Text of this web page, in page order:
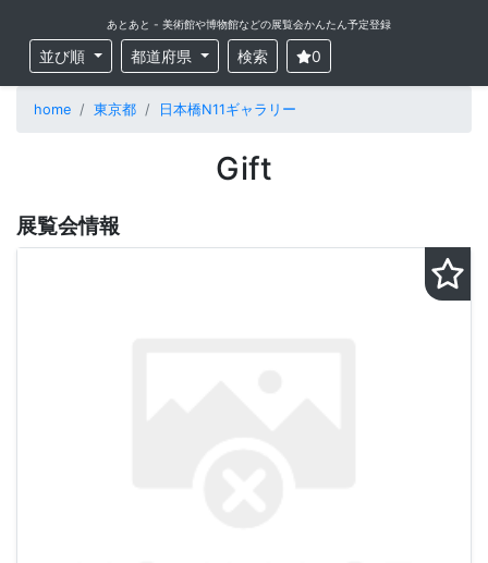
あとあと - 美術館や博物館などの展覧会かんたん予定登録
並び順 都道府県 検索 0
home 東京都 日本橋N11ギャラリー
Gift
展覧会情報